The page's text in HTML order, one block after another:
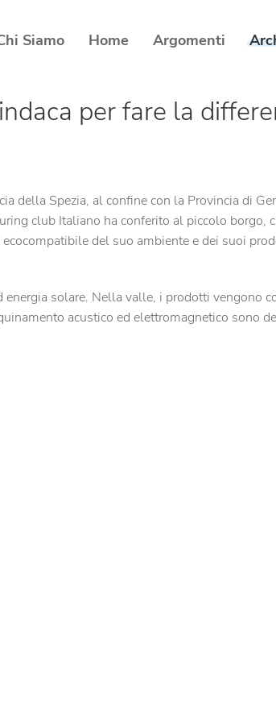
Siamo Home Argomenti
per fare la
della Spezia, al confine con la Provincia di
club Italiano ha conferito al piccolo borgo,
del suo ambiente e dei suoi
solare. Nella valle, i prodotti vengono
acustico ed elettromagnetico sono